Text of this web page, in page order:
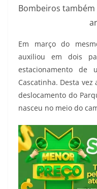
Bombeiros
Em março do
auxiliou em dois
estacionamento de
Cascatinha. Desta
deslocamento do
nasceu no meio do